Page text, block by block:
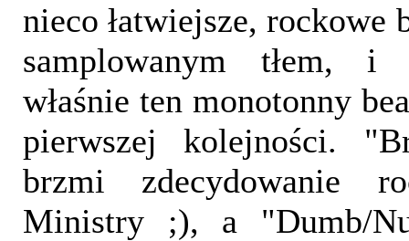
nieco łatwiejsze, rockowe
samplowanym tłem, i
właśnie ten monotonny
pierwszej kolejności.
brzmi zdecydowanie
Ministry ;), a "Dumb/